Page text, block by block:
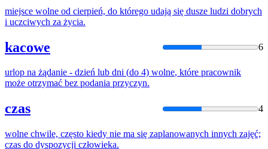
miejsce wolne od cierpień, do którego udają się dusze ludzi dobrych
i uczciwych za życia.
kacowe 6
urlop na żądanie - dzień lub dni (do 4) wolne, które pracownik
może otrzymać bez podania przyczyn.
czas 4
wolne chwile, często kiedy nie ma się zaplanowanych innych zajęć;
czas do dyspozycji człowieka.